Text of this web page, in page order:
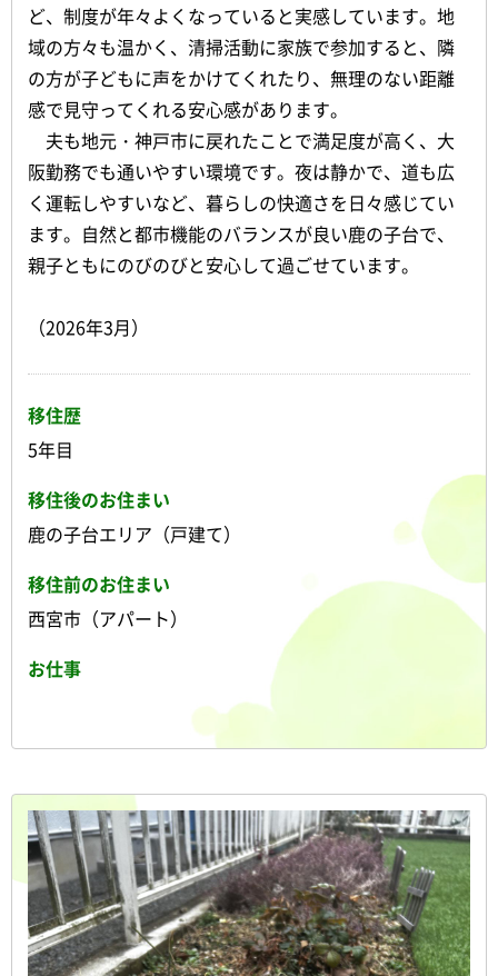
ど、制度が年々よくなっていると実感しています。地
域の方々も温かく、清掃活動に家族で参加すると、隣
の方が子どもに声をかけてくれたり、無理のない距離
感で見守ってくれる安心感があります。
夫も地元・神戸市に戻れたことで満足度が高く、大
阪勤務でも通いやすい環境です。夜は静かで、道も広
く運転しやすいなど、暮らしの快適さを日々感じてい
ます。自然と都市機能のバランスが良い鹿の子台で、
親子ともにのびのびと安心して過ごせています。
（2026年3月）
移住歴
5年目
移住後のお住まい
鹿の子台エリア（戸建て）
移住前のお住まい
西宮市（アパート）
お仕事